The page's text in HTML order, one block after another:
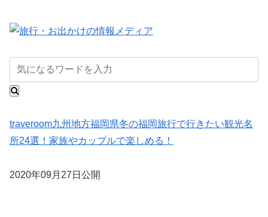
traveroom九州地方福岡県冬の福岡旅行で行きたい観光名
所24選！家族やカップルで楽しめる！
2020年09月27日公開